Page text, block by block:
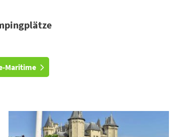
Maritime